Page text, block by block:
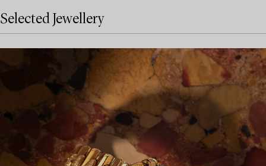
Selected Jewellery